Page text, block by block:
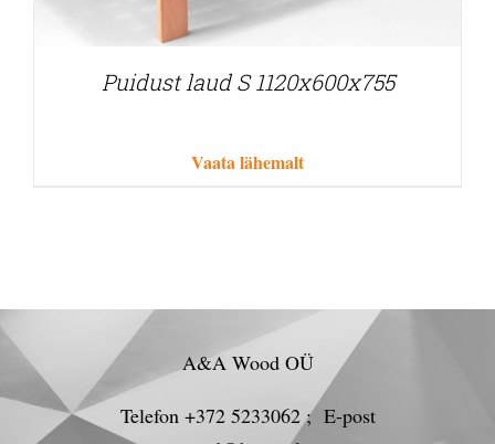
Puidust laud S 1120x600x755
Vaata lähemalt
A&A Wood OÜ
Telefon +372 5233062 ; E-post